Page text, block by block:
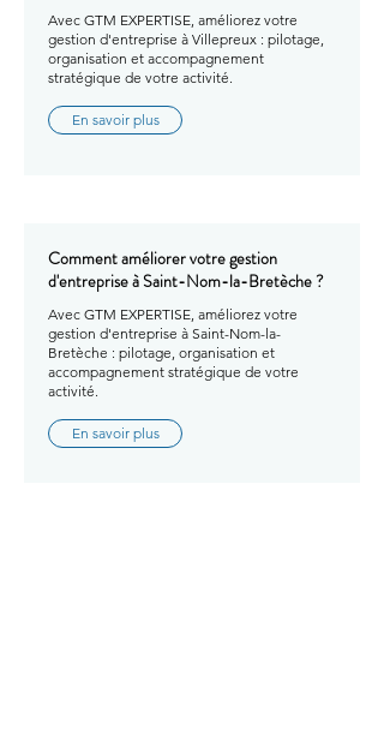
Avec GTM EXPERTISE, améliorez votre
gestion d'entreprise à Villepreux : pilotage,
organisation et accompagnement
stratégique de votre activité.
En savoir plus
Comment améliorer votre gestion
d'entreprise à Saint-Nom-la-Bretèche ?
Avec GTM EXPERTISE, améliorez votre
gestion d'entreprise à Saint-Nom-la-
Bretèche : pilotage, organisation et
accompagnement stratégique de votre
activité.
En savoir plus